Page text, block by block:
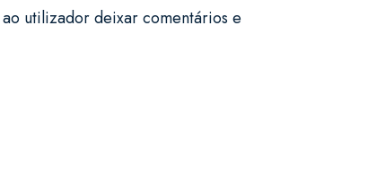
utilizador deixar comentários e